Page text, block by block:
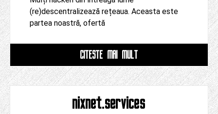
(re)descentralizează rețeaua. Aceasta este
partea noastră, ofertă
CITESTE MAI MULT
nixnet.services